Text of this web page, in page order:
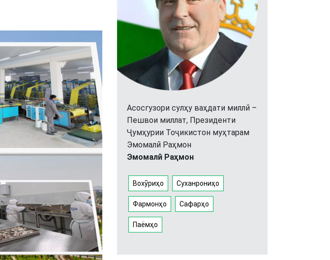
Асосгузори сулҳу ваҳдати миллӣ –
Пешвои миллат, Президенти
Ҷумҳурии Тоҷикистон муҳтарам
Эмомалӣ Раҳмон
Эмомалӣ Раҳмон
Вохӯриҳо Суханрониҳо
Фармонҳо Сафарҳо
Паёмҳо